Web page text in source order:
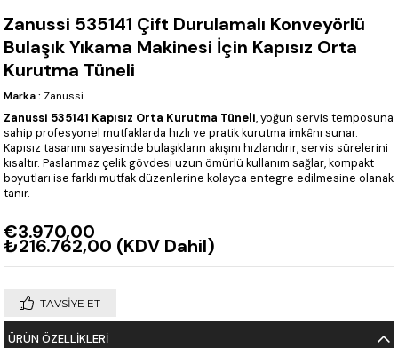
Zanussi 535141 Çift Durulamalı Konveyörlü
Bulaşık Yıkama Makinesi İçin Kapısız Orta
Kurutma Tüneli
Marka : Zanussi
Zanussi 535141 Kapısız Orta Kurutma Tüneli, yoğun servis temposuna
sahip profesyonel mutfaklarda hızlı ve pratik kurutma imkânı sunar.
Kapısız tasarımı sayesinde bulaşıkların akışını hızlandırır, servis sürelerini
kısaltır. Paslanmaz çelik gövdesi uzun ömürlü kullanım sağlar, kompakt
boyutları ise farklı mutfak düzenlerine kolayca entegre edilmesine olanak
tanır.
€3.970,00
₺216.762,00 (KDV Dahil)
TAVSIYE ET
ÜRÜN ÖZELLIKLERI